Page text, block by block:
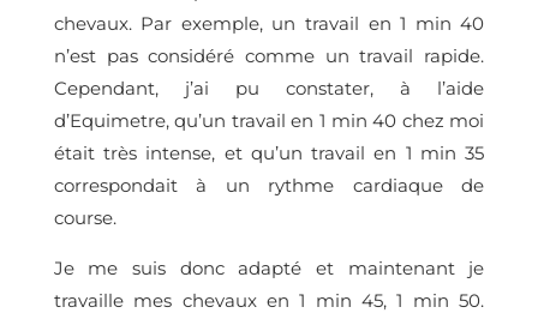
chevaux. Par exemple, un travail en 1 min 40
n’est pas considéré comme un travail rapide.
Cependant, j’ai pu constater, à l’aide
d’Equimetre, qu’un travail en 1 min 40 chez moi
était très intense, et qu’un travail en 1 min 35
correspondait à un rythme cardiaque de
course.
Je me suis donc adapté et maintenant je
travaille mes chevaux en 1 min 45, 1 min 50.